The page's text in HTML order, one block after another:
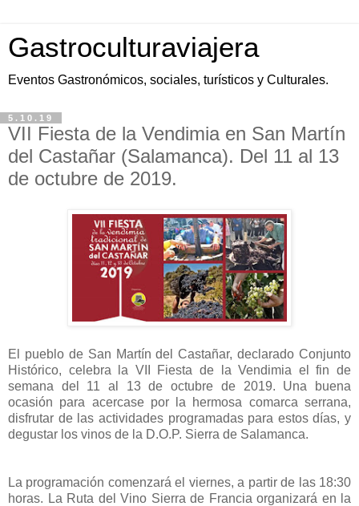
Gastroculturaviajera
Eventos Gastronómicos, sociales, turísticos y Culturales.
5.10.19
VII Fiesta de la Vendimia en San Martín
del Castañar (Salamanca). Del 11 al 13
de octubre de 2019.
El pueblo de San Martín del Castañar, declarado Conjunto
Histórico, celebra la VII Fiesta de la Vendimia el fin de
semana del 11 al 13 de octubre de 2019. Una buena
ocasión para acercase por la hermosa comarca serrana,
disfrutar de las actividades programadas para estos días, y
degustar los vinos de la D.O.P. Sierra de Salamanca.
La programación comenzará el viernes, a partir de las 18:30
horas. La Ruta del Vino Sierra de Francia organizará en la